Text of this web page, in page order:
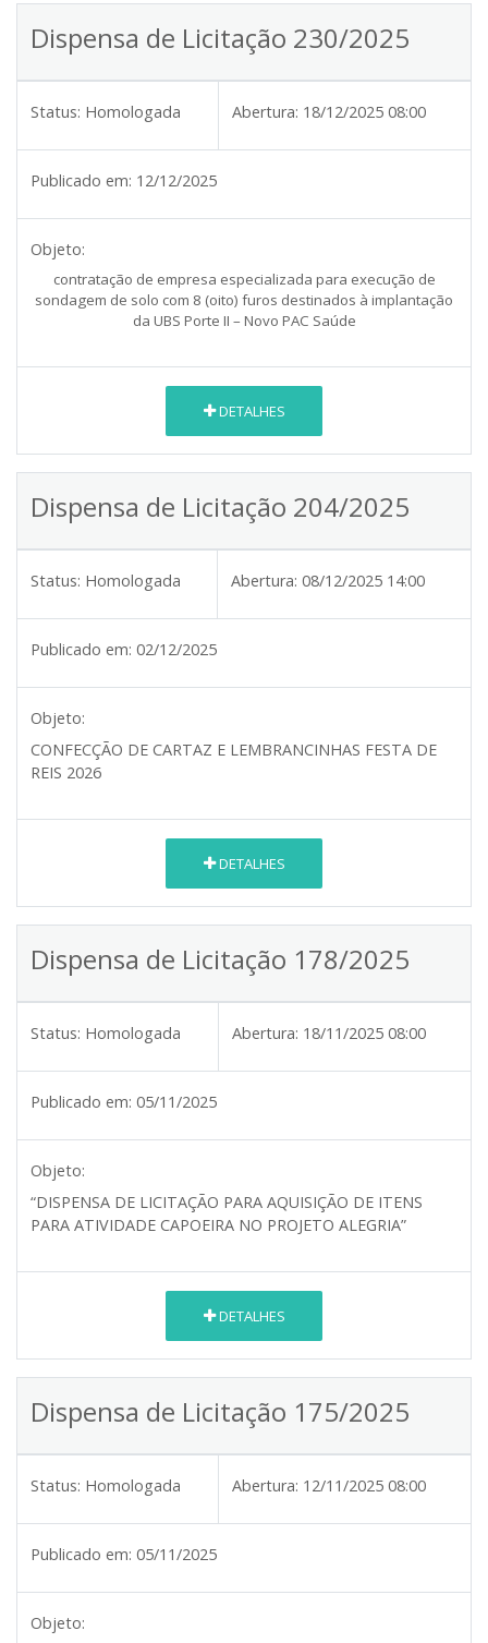
Dispensa de Licitação 230/2025
Status: Homologada Abertura: 18/12/2025 08:00
Publicado em: 12/12/2025
Objeto:
contratação de empresa especializada para execução de
sondagem de solo com 8 (oito) furos destinados à implantação
da UBS Porte II – Novo PAC Saúde
DETALHES
Dispensa de Licitação 204/2025
Status: Homologada Abertura: 08/12/2025 14:00
Publicado em: 02/12/2025
Objeto:
CONFECÇÃO DE CARTAZ E LEMBRANCINHAS FESTA DE
REIS 2026
DETALHES
Dispensa de Licitação 178/2025
Status: Homologada Abertura: 18/11/2025 08:00
Publicado em: 05/11/2025
Objeto:
“DISPENSA DE LICITAÇÃO PARA AQUISIÇÃO DE ITENS
PARA ATIVIDADE CAPOEIRA NO PROJETO ALEGRIA”
DETALHES
Dispensa de Licitação 175/2025
Status: Homologada Abertura: 12/11/2025 08:00
Publicado em: 05/11/2025
Objeto: